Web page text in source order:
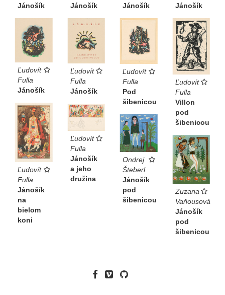
Jánošík
Jánošík
Jánošík
Jánošík
Ľudovít
Fulla
Jánošík
Ľudovít
Fulla
Jánošík
Ľudovít
Fulla
Pod
šibenicou
Ľudovít
Fulla
Villon
pod
šibenicou
Ľudovít
Fulla
Jánošík
na
bielom
koni
Ľudovít
Fulla
Jánošík
a jeho
družina
Ondrej
Šteberl
Jánošík
pod
šibenicou
Zuzana
Vaňousová
Jánošík
pod
šibenicou